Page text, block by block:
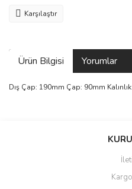
Karşılaştır
Ürün Bilgisi Yorumlar
Dış Çap: 190mm Çap: 90mm
Bu ürüne ilk
Ürün resmi kalitesiz, bozuk